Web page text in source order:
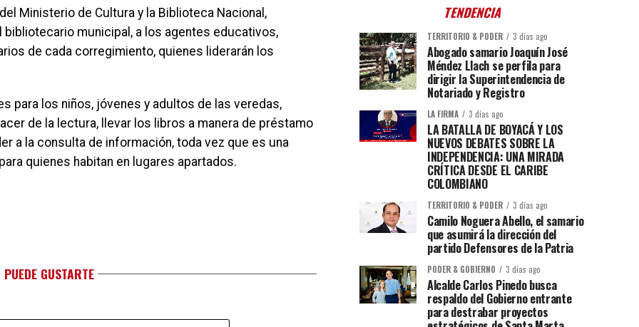
Ministerio de Cultura y la Biblioteca Nacional,
municipal, a los agentes educativos,
de cada corregimiento, quienes liderarán los
para los niños, jóvenes y adultos de las veredas,
de la lectura, llevar los libros a manera de préstamo
a la consulta de información, toda vez que es una
quienes habitan en lugares apartados.
GUSTARTE
TENDENCIA
TERRITORIO & PODER 3 días ago
Abogado samario Joaquín José
Méndez Llach se perfila para
dirigir la Superintendencia de
Notariado y Registro
LA FIRMA 3 días ago
LA BATALLA DE BOYACÁ Y LOS
NUEVOS DEBATES SOBRE LA
INDEPENDENCIA: UNA MIRADA
CRÍTICA DESDE EL CARIBE
COLOMBIANO
TERRITORIO & PODER 3 días ago
Camilo Noguera Abello, el samario
que asumirá la dirección del
partido Defensores de la Patria
PODER & GOBIERNO 3 días ago
Alcalde Carlos Pinedo busca
respaldo del Gobierno entrante
para destrabar proyectos